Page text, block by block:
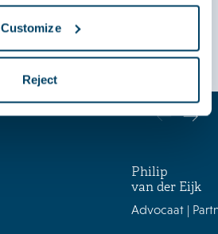
Customize
Reject
Philip
van der Eijk
Advocaat |